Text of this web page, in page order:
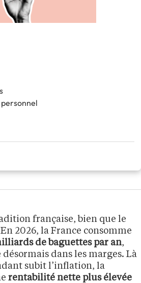
française, bien que le
2026, la France consomme
de baguettes par an,
désormais dans les marges. Là
subit l’inflation, la
rentabilité nette plus élevée